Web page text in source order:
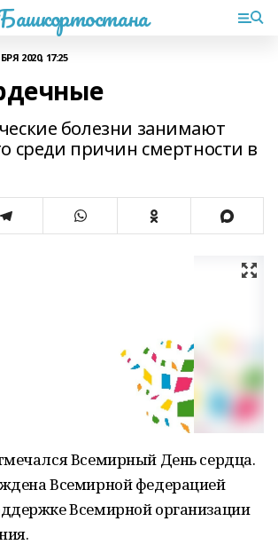
2020, 17:25
болезни занимают
среди причин смертности в
Всемирный День сердца.
Всемирной федерацией
Всемирной организации